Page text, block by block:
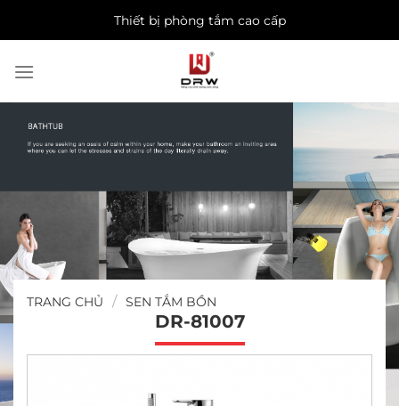
Thiết bị phòng tắm cao cấp
TRANG CHỦ / SEN TẮM BỒN
DR-81007